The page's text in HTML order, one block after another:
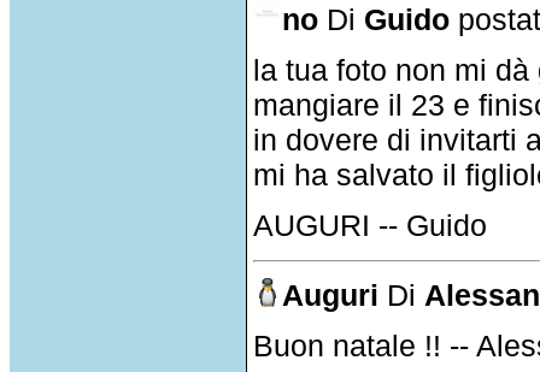
no Di Guido
la tua foto non mi
mangiare il 23 e
in dovere di invitarti
mi ha salvato il
AUGURI -- Guido
Auguri Di
Buon natale !! --